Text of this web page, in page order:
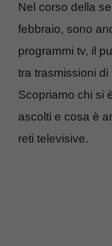
Nel corso della
febbraio, sono
programmi tv, il
tra trasmissioni di
Scopriamo chi si
ascolti e cosa è
reti televisive.